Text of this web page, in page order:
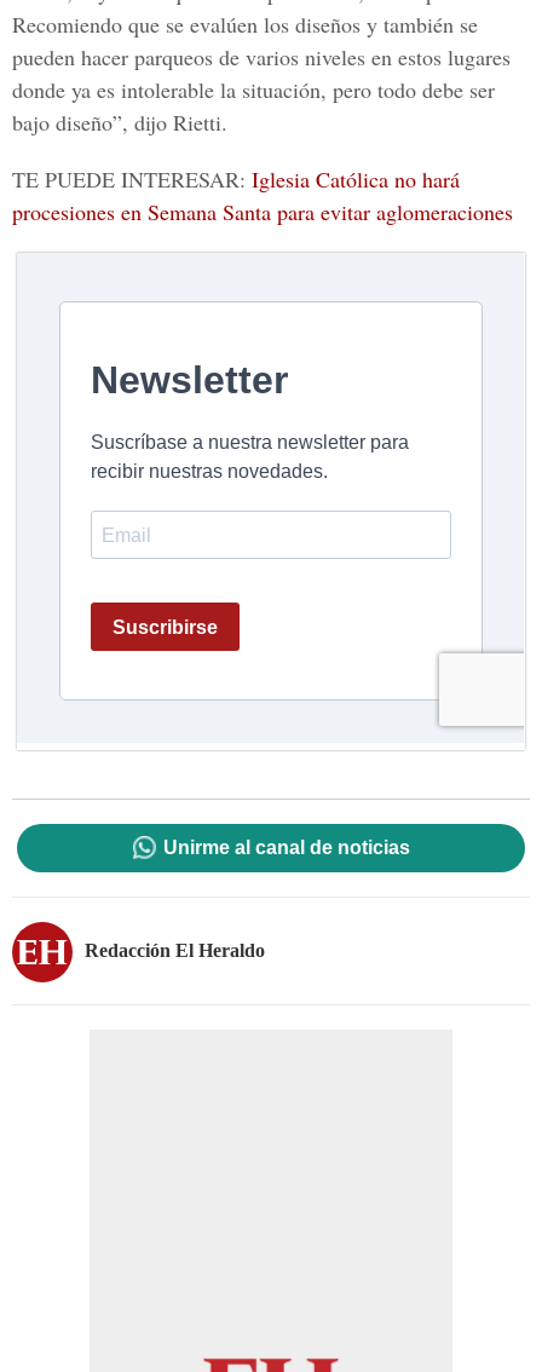
Recomiendo que se evalúen los diseños y también se
pueden hacer parqueos de varios niveles en estos lugares
donde ya es intolerable la situación, pero todo debe ser
bajo diseño”, dijo Rietti.
TE PUEDE INTERESAR: Iglesia Católica no hará
procesiones en Semana Santa para evitar aglomeraciones
Unirme al canal de noticias
Redacción El Heraldo